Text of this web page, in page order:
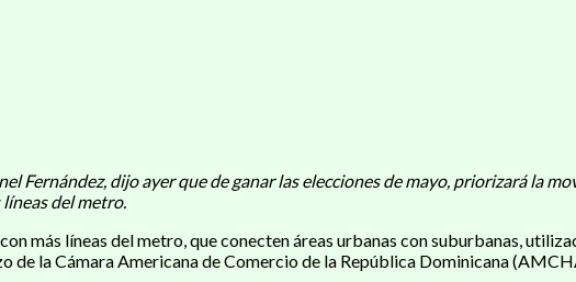
Fernández, dijo ayer que de ganar las elecciones de mayo, priorizará la
del metro.
más líneas del metro, que conecten áreas urbanas con suburbanas,
de la Cámara Americana de Comercio de la República Dominicana